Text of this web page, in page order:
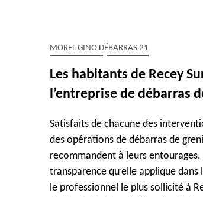
MOREL GINO DÉBARRAS 21
Les habitants de Recey
l’entreprise de débarras
Satisfaits de chacune des
des opérations de débarras de
recommandent à leurs
transparence qu’elle applique
le professionnel le plus sollicité à